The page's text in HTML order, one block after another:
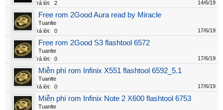
Trả lời:
2 14/6/19
Free rom 2Good Aura read by Miracle
Tuanlte
Trả lời:
0 17/6/19
Free rom 2Good S3 flashtool 6572
Tuanlte
Trả lời:
0 17/6/19
Miễn phí rom Infinix X551 flashtool 6592_5.1
Tuanlte
Trả lời:
0 17/6/19
Miễn phí rom Infinix Note 2 X600 flashtool 6753
Tuanlte